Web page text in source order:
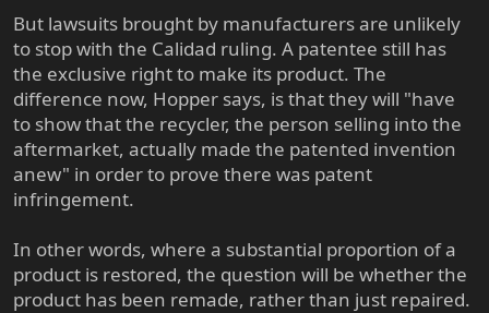
But lawsuits brought by manufacturers are unlikely
to stop with the Calidad ruling. A patentee still has
the exclusive right to make its product. The
difference now, Hopper says, is that they will "have
to show that the recycler, the person selling into the
aftermarket, actually made the patented invention
anew" in order to prove there was patent
infringement.
In other words, where a substantial proportion of a
product is restored, the question will be whether the
product has been remade, rather than just repaired.